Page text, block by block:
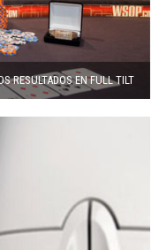
RESULTADOS EN FULL TILT